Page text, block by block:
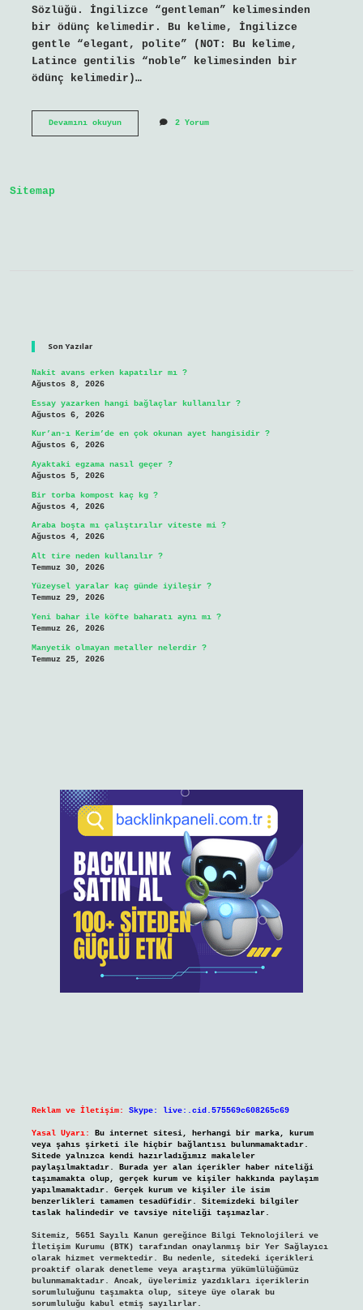
Sözlüğü. İngilizce “gentleman” kelimesinden
bir ödünç kelimedir. Bu kelime, İngilizce
gentle “elegant, polite” (NOT: Bu kelime,
Latince gentilis “noble” kelimesinden bir
ödünç kelimedir)…
Devamını okuyunCentilmen
2 Yorum
Sitemap
Son Yazılar
Nakit avans erken kapatılır mı ?
Ağustos 8, 2026
Essay yazarken hangi bağlaçlar kullanılır ?
Ağustos 6, 2026
Kur’an-ı Kerim’de en çok okunan ayet hangisidir ?
Ağustos 6, 2026
Ayaktaki egzama nasıl geçer ?
Ağustos 5, 2026
Bir torba kompost kaç kg ?
Ağustos 4, 2026
Araba boşta mı çalıştırılır viteste mi ?
Ağustos 4, 2026
Alt tire neden kullanılır ?
Temmuz 30, 2026
Yüzeysel yaralar kaç günde iyileşir ?
Temmuz 29, 2026
Yeni bahar ile köfte baharatı aynı mı ?
Temmuz 26, 2026
Manyetik olmayan metaller nelerdir ?
Temmuz 25, 2026
Reklam ve İletişim: Skype: live:.cid.575569c608265c69
Yasal Uyarı:
Bu internet sitesi, herhangi bir marka, kurum
veya şahıs şirketi ile hiçbir bağlantısı bulunmamaktadır.
Sitede yalnızca kendi hazırladığımız makaleler
paylaşılmaktadır. Burada yer alan içerikler haber niteliği
taşımamakta olup, gerçek kurum ve kişiler hakkında paylaşım
yapılmamaktadır. Gerçek kurum ve kişiler ile isim
benzerlikleri tamamen tesadüfidir. Sitemizdeki bilgiler
taslak halindedir ve tavsiye niteliği taşımazlar.
Sitemiz, 5651 Sayılı Kanun gereğince Bilgi Teknolojileri ve
İletişim Kurumu (BTK) tarafından onaylanmış bir Yer Sağlayıcı
olarak hizmet vermektedir. Bu nedenle, sitedeki içerikleri
proaktif olarak denetleme veya araştırma yükümlülüğümüz
bulunmamaktadır. Ancak, üyelerimiz yazdıkları içeriklerin
sorumluluğunu taşımakta olup, siteye üye olarak bu
sorumluluğu kabul etmiş sayılırlar.